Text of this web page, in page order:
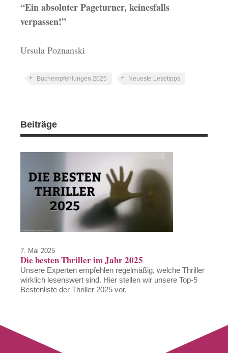
“Ein absoluter Pageturner, keinesfalls
verpassen!”
Ursula Poznanski
Buchempfehlungen 2025 Neueste Lesetipps
Beiträge
7. Mai 2025
Die besten Thriller im Jahr 2025
Unsere Experten empfehlen regelmäßig, welche Thriller
wirklich lesenswert sind. Hier stellen wir unsere Top-5
Bestenliste der Thriller 2025 vor.